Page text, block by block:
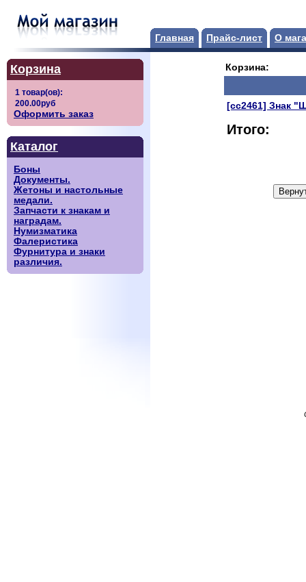
Главная Прайс-лист О
Корзина
Оформить заказ
Каталог
Боны
Документы.
Жетоны и настольные
медали.
Запчасти к знакам и
наградам.
Нумизматика
Фалеристика
Фурнитура и знаки
различия.
Корзина:
[сс2461] Знак
Итого: